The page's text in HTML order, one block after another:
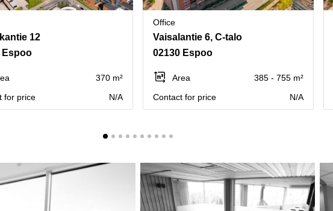
12
Espoo
370 m²
for price
N/A
Office
Vaisalantie 6, C-talo
02130 Espoo
Area
385 - 755 m²
Contact for price
N/A